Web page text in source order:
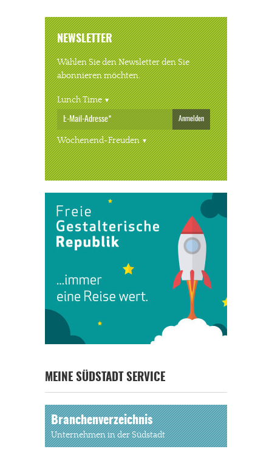
NEWSLETTER
Wählen Sie den Newsletter den Sie
abonnieren möchten.
Lunch Time
Anmelden
Wochenend-Freuden
MEINE SÜDSTADT SERVICE
Branchenverzeichnis
Unternehmen in der Südstadt